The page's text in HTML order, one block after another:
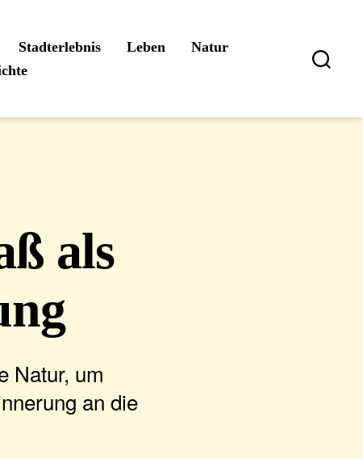
Stadterlebnis Leben
Natur
als
Natur, um
an die